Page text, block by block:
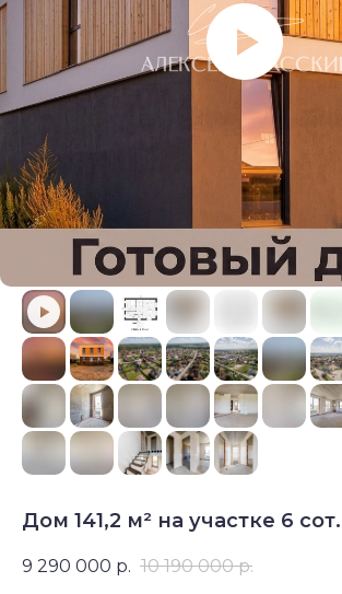
Дом 141,2 м² на участке 6 сот.
9 290 000 р. 10 190 000 р.